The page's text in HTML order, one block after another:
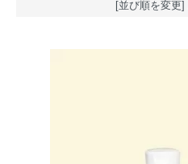
[並び順を変更]